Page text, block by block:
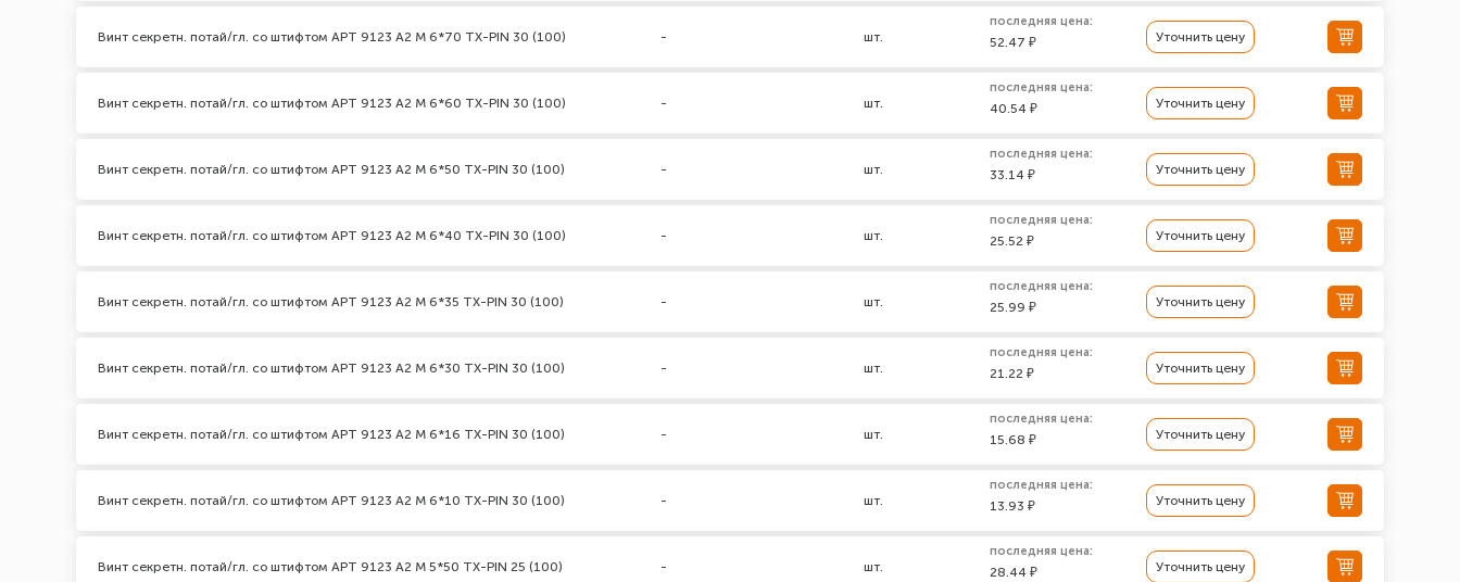
Винт секретн. потай/гл. со штифтом АРТ 9123 А2 M 6*70 TX-PIN 30 (100) - шт.
последняя цена:
52.47 ₽ Уточнить цену
Винт секретн. потай/гл. со штифтом АРТ 9123 А2 M 6*60 TX-PIN 30 (100) - шт.
последняя цена:
40.54 ₽ Уточнить цену
Винт секретн. потай/гл. со штифтом АРТ 9123 А2 M 6*50 TX-PIN 30 (100) - шт.
последняя цена:
33.14 ₽ Уточнить цену
Винт секретн. потай/гл. со штифтом АРТ 9123 А2 M 6*40 TX-PIN 30 (100) - шт.
последняя цена:
25.52 ₽ Уточнить цену
Винт секретн. потай/гл. со штифтом АРТ 9123 А2 M 6*35 TX-PIN 30 (100) - шт.
последняя цена:
25.99 ₽ Уточнить цену
Винт секретн. потай/гл. со штифтом АРТ 9123 А2 M 6*30 TX-PIN 30 (100) - шт.
последняя цена:
21.22 ₽ Уточнить цену
Винт секретн. потай/гл. со штифтом АРТ 9123 А2 M 6*16 TX-PIN 30 (100) - шт.
последняя цена:
15.68 ₽ Уточнить цену
Винт секретн. потай/гл. со штифтом АРТ 9123 А2 M 6*10 TX-PIN 30 (100) - шт.
последняя цена:
13.93 ₽ Уточнить цену
Винт секретн. потай/гл. со штифтом АРТ 9123 А2 M 5*50 TX-PIN 25 (100) - шт.
последняя цена:
28.44 ₽ Уточнить цену